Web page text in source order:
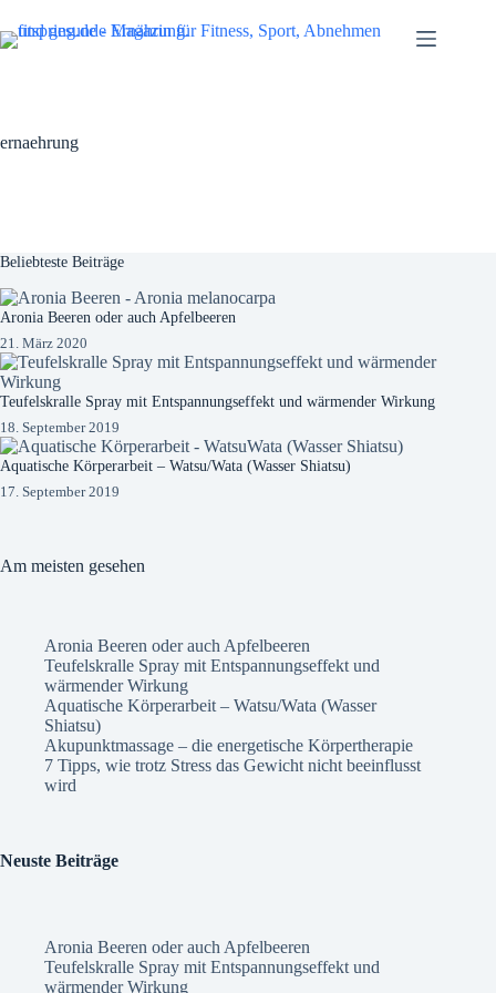
Inhalt
springen
ernaehrung
Beliebteste Beiträge
Aronia Beeren oder auch Apfelbeeren
21. März 2020
Teufelskralle Spray mit Entspannungseffekt und wärmender Wirkung
18. September 2019
Aquatische Körperarbeit – Watsu/Wata (Wasser Shiatsu)
17. September 2019
Am meisten gesehen
Aronia Beeren oder auch Apfelbeeren
Teufelskralle Spray mit Entspannungseffekt und
wärmender Wirkung
Aquatische Körperarbeit – Watsu/Wata (Wasser
Shiatsu)
Akupunktmassage – die energetische Körpertherapie
7 Tipps, wie trotz Stress das Gewicht nicht beeinflusst
wird
Neuste Beiträge
Aronia Beeren oder auch Apfelbeeren
Teufelskralle Spray mit Entspannungseffekt und
wärmender Wirkung